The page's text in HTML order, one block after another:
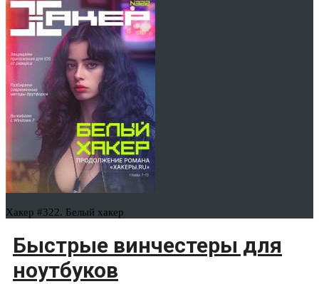
Хакер #322. Белый хакер
Быстрые винчестеры для
ноутбуков